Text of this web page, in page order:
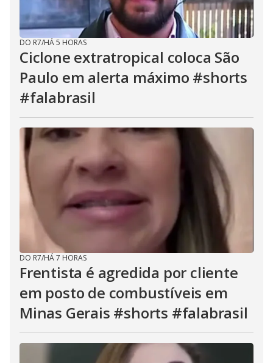
DO R7/HÁ 5 HORAS
Ciclone extratropical coloca São
Paulo em alerta máximo #shorts
#falabrasil
DO R7/HÁ 7 HORAS
Frentista é agredida por cliente
em posto de combustíveis em
Minas Gerais #shorts #falabrasil